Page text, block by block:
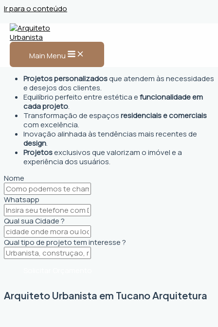
Ir para o conteúdo
Main Menu
Arquiteto Urbanista em
Tucano
Projetos personalizadosque atendem às necessidades
e desejos dos clientes.
Equilíbrio perfeito entre estética efuncionalidade em
cada projeto.
Transformação de espaçosresidenciais e comerciais
com excelência.
Inovação alinhada às tendências mais recentes de
design.
Projetosexclusivos que valorizam o imóvel e a
experiência dos usuários.
Nome
Whatsapp
Qual sua Cidade ?
Qual tipo de projeto tem interesse ?
Arquiteto Urbanista em Tucano Arquitetura